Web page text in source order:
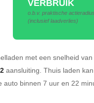
VERBRUIK
o.b.v. praktische actieradius
(inclusief laadverlies)
met een snelheid
aansluiting. Thuis laden
auto binnen 7 uur en 22